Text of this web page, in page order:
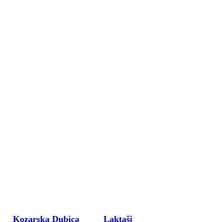
Kozarska Dubica Laktaši